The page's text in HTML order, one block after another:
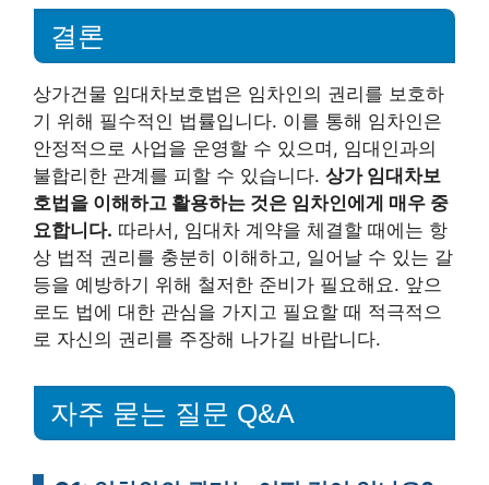
결론
상가건물 임대차보호법은 임차인의 권리를 보호하
기 위해 필수적인 법률입니다. 이를 통해 임차인은
안정적으로 사업을 운영할 수 있으며, 임대인과의
불합리한 관계를 피할 수 있습니다. 상가 임대차보
호법을 이해하고 활용하는 것은 임차인에게 매우 중
요합니다. 따라서, 임대차 계약을 체결할 때에는 항
상 법적 권리를 충분히 이해하고, 일어날 수 있는 갈
등을 예방하기 위해 철저한 준비가 필요해요. 앞으
로도 법에 대한 관심을 가지고 필요할 때 적극적으
로 자신의 권리를 주장해 나가길 바랍니다.
자주 묻는 질문 Q&A